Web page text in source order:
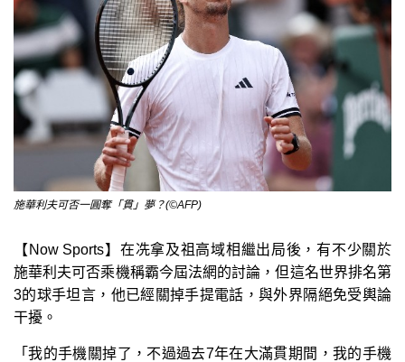
施華利夫可否一圓奪「貫」夢？(©AFP)
【Now Sports】在冼拿及祖高域相繼出局後，有不少關於
施華利夫可否乘機稱霸今屆法網的討論，但這名世界排名第
3的球手坦言，他已經關掉手提電話，與外界隔絕免受輿論
干擾。
「我的手機關掉了，不過過去7年在大滿貫期間，我的手機